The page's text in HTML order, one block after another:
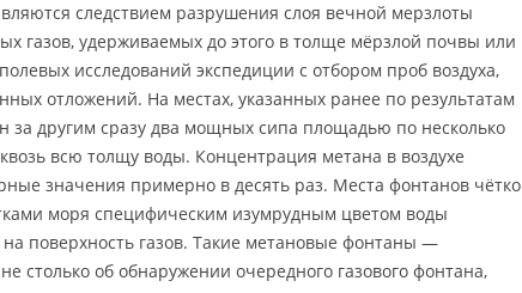
следствием разрушения слоя вечной мерзлоты
газов, удерживаемых до этого в толще мёрзлой почвы или
исследований экспедиции с отбором проб воздуха,
отложений. На местах, указанных ранее по результатам
за другим сразу два мощных сипа площадью по несколько
всю толщу воды. Концентрация метана в воздухе
значения примерно в десять раз. Места фонтанов чётко
моря специфическим изумрудным цветом воды
поверхность газов. Такие метановые фонтаны —
столько об обнаружении очередного газового фонтана,